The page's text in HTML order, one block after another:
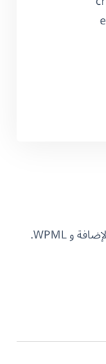
لا توجد مشاكل توافق غير محلولة بين هذه الإضافة و WPML.